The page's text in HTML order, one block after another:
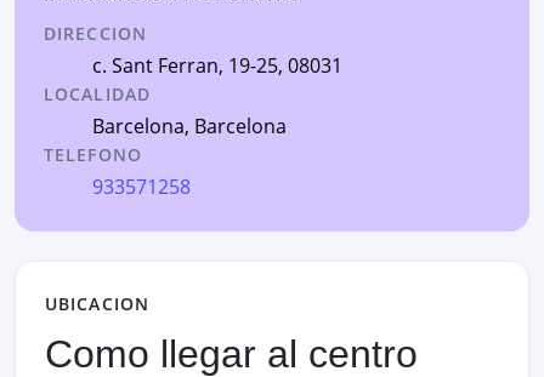
DIRECCION
c. Sant Ferran, 19-25, 08031
LOCALIDAD
Barcelona, Barcelona
TELEFONO
933571258
UBICACION
Como llegar al centro